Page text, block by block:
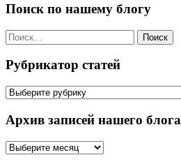
Поиск по нашему блогу
Найти:
Рубрикатор статей
Рубрикатор
Архив записей нашего блога
Архив